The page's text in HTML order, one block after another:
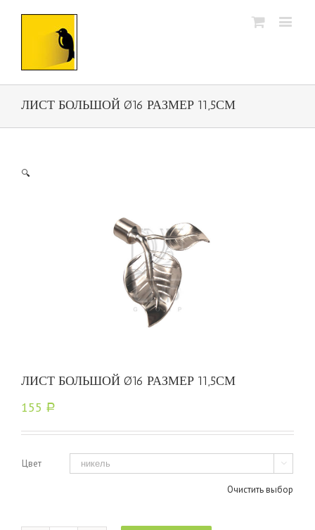
ЛИСТ БОЛЬШОЙ Ø16 РАЗМЕР 11,5СМ
🔍
ЛИСТ БОЛЬШОЙ Ø16 РАЗМЕР 11,5СМ
155 Р
Цвет 
Очистить выбор